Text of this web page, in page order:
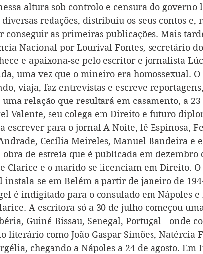
altura sob controlo e censura do governo
redações, distribuiu os seus contos e,
conseguir as primeiras publicações. Mais
Nacional por Lourival Fontes, secretário
e apaixona-se pelo escritor e jornalista
uma vez que o mineiro era homossexual.
viaja, faz entrevistas e escreve
relação que resultará em casamento, a
Valente, seu colega em Direito e futuro
escrever para o jornal A Noite, lê Espinosa,
Cecília Meireles, Manuel Bandeira e
obra de estreia que é publicada em dezembro
Clarice e o marido se licenciam em Direito.
instala-se em Belém a partir de janeiro de
é indigitado para o consulado em Nápoles
A escritora só a 30 de julho começou
Guiné-Bissau, Senegal, Portugal - onde
literário como João Gaspar Simões, Natércia
chegando a Nápoles a 24 de agosto. Em